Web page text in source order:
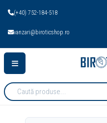
(+40) 752-184-518
vanzari@biroticshop.ro
Cauta
produse: